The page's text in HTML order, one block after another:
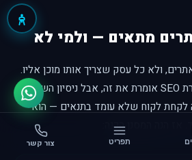
תפריט צור קשר
מתאים — ולמי לא
ולא כל עסק שצריך אותו מוכן אליו.
זה נשמע קצת מוזר שחברת SEO אומרת את זה, אבל ניסיון השנים
לקחת לקוח שלא עומד בתנאים — הוא
אז הנה המסנן הכנה: